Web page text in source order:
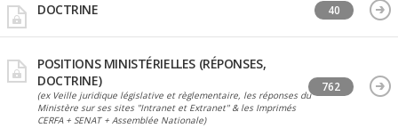
DOCTRINE 40
POSITIONS MINISTÉRIELLES (RÉPONSES,
DOCTRINE)
(ex Veille juridique législative et règlementaire, les réponses du
Ministère sur ses sites "Intranet et Extranet" & les Imprimés
CERFA + SENAT + Assemblée Nationale)
762